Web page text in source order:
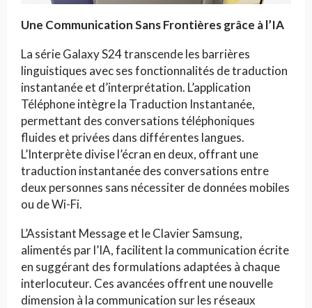
Une Communication Sans Frontières grâce à l’IA
La série Galaxy S24 transcende les barrières
linguistiques avec ses fonctionnalités de traduction
instantanée et d’interprétation. L’application
Téléphone intègre la Traduction Instantanée,
permettant des conversations téléphoniques
fluides et privées dans différentes langues.
L’Interprète divise l’écran en deux, offrant une
traduction instantanée des conversations entre
deux personnes sans nécessiter de données mobiles
ou de Wi-Fi.
L’Assistant Message et le Clavier Samsung,
alimentés par l’IA, facilitent la communication écrite
en suggérant des formulations adaptées à chaque
interlocuteur. Ces avancées offrent une nouvelle
dimension à la communication sur les réseaux